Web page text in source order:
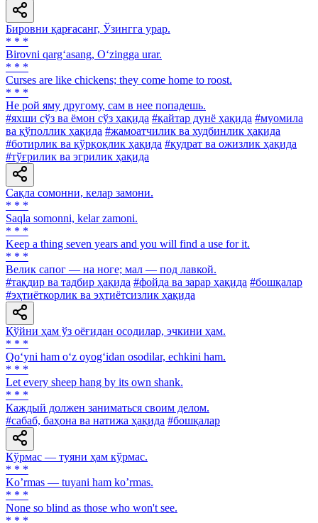
Бировни қарғасанг, Ўзингга урар.
* * *
Birovni qarg‘asang, O‘zingga urar.
* * *
Curses are like chickens; they come home to roost.
* * *
He рой яму другому, сам в нее попадешь.
#яхши сўз ва ёмон сўз ҳақида #қайтар дунё ҳақида #муомила
ва қўполлик ҳақида #жамоатчилик ва худбинлик ҳақида
#ботирлик ва қўрқоқлик ҳақида #қудрат ва ожизлик ҳақида
#тўғрилик ва эгрилик ҳақида
Сақла сомонни, келар замони.
* * *
Saqla somonni, kelar zamoni.
* * *
Keep a thing seven years and you will find a use for it.
* * *
Велик сапог — на ноге; мал — под лавкой.
#тақдир ва тадбир ҳақида #фойда ва зарар ҳақида #бошқалар
#эҳтиёткорлик ва эҳтиётсизлик ҳақида
Қўйни ҳам ўз оёғидан осодилар, эчкини ҳам.
* * *
Qo‘yni ham o‘z oyog‘idan osodilar, echkini ham.
* * *
Let every sheep hang by its own shank.
* * *
Каждый должен заниматься своим делом.
#сабаб, баҳона ва натижа ҳақида #бошқалар
Кўрмас — туяни ҳам кўрмас.
* * *
Koʼrmas — tuyani ham koʼrmas.
* * *
None so blind as those who won't see.